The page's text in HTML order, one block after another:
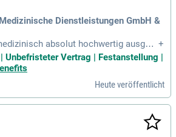
Dienstleistungen GmbH &
absolut hochwertig ausgest
Einen modernen Arbeitsplatz
High-End-Geräte zur radiologi
+
Unbefristeter Vertrag | Festanstellung |
Heute veröffentlicht